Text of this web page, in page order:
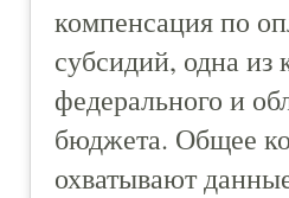
компенсация по
субсидий, одна из
федерального и
бюджета. Общее
охватывают